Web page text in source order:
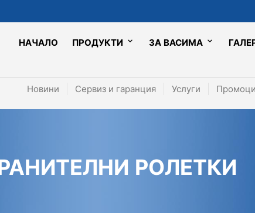
НАЧАЛО ПРОДУКТИ ЗА ВАСИМА
Новини Сервиз и гаранция Услуги
РОЛЕТКИ